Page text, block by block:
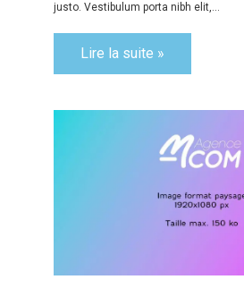
justo. Vestibulum porta nibh elit,...
Lire la suite »